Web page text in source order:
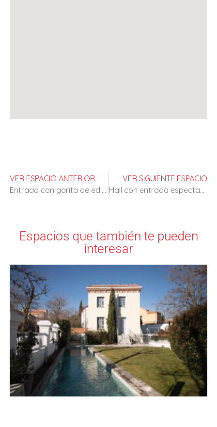
VER ESPACIO ANTERIOR
Entrada con garita de edificio empresarial
VER SIGUIENTE ESPACIO
Hall con entrada espectacular
Espacios que también te pueden
interesar